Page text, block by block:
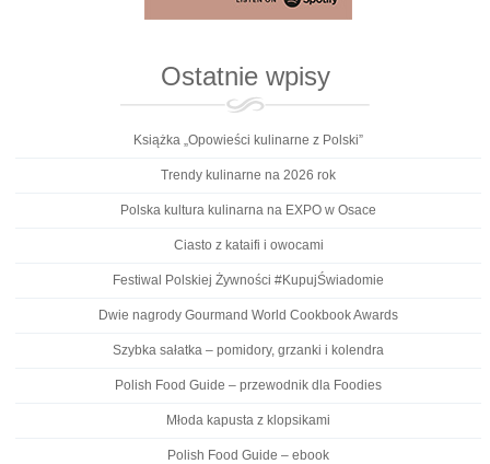
Ostatnie wpisy
Książka „Opowieści kulinarne z Polski”
Trendy kulinarne na 2026 rok
Polska kultura kulinarna na EXPO w Osace
Ciasto z kataifi i owocami
Festiwal Polskiej Żywności #KupujŚwiadomie
Dwie nagrody Gourmand World Cookbook Awards
Szybka sałatka – pomidory, grzanki i kolendra
Polish Food Guide – przewodnik dla Foodies
Młoda kapusta z klopsikami
Polish Food Guide – ebook